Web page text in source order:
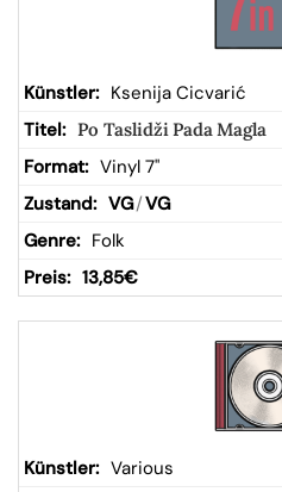
kor
b
Ksenija Cicvarić
Po Taslidži Pada Magla
Vinyl 7"
VG/VG
Folk
13,85€
Various